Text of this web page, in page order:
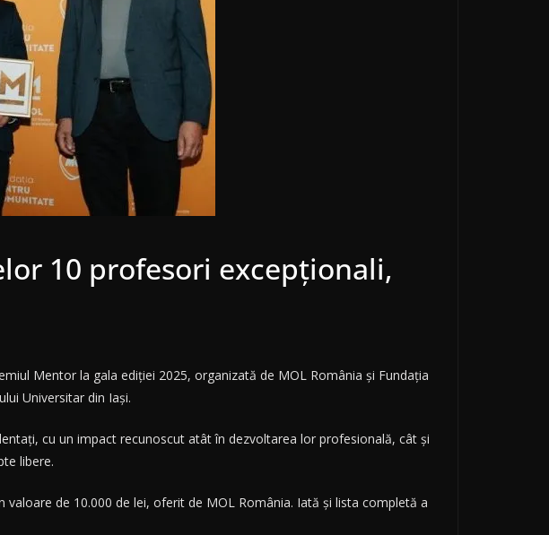
10 profesori excepționali,
Mentor la gala ediției 2025, organizată de MOL România și Fundația
Universitar din Iași.
cu un impact recunoscut atât în dezvoltarea lor profesională, cât și
libere.
de 10.000 de lei, oferit de MOL România. Iată și lista completă a